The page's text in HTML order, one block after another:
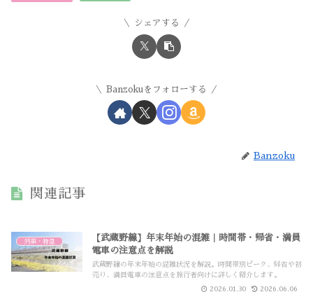
シェアする
Banzokuをフォローする
Banzoku
関連記事
列車・特急
【武蔵野線】年末年始の混雑｜時間帯・帰省・満員
電車の注意点を解説
武蔵野線の年末年始の混雑状況を解説。時間帯別ピーク、帰省や初
売り、満員電車の注意点を旅行者向けに詳しく紹介します。
2026.01.30 2026.06.06